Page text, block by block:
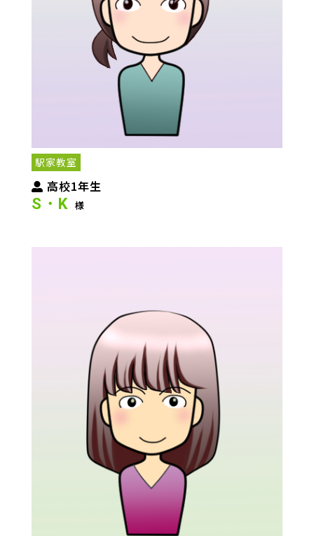
駅家教室
高校1年生
S・K 様